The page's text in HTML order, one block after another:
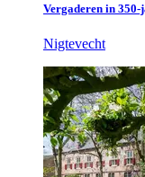
Vergaderen in
Nigtevecht